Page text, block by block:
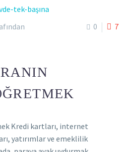
0 7
Kredi kartları, internet
yatırımlar ve emeklilik